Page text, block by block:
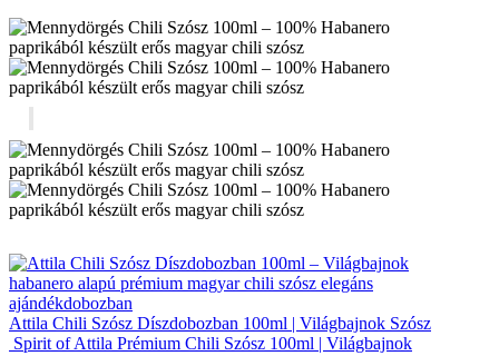
Attila Chili Szósz Díszdobozban 100ml | Világbajnok Szósz
Spirit of Attila Prémium Chili Szósz 100ml | Világbajnok